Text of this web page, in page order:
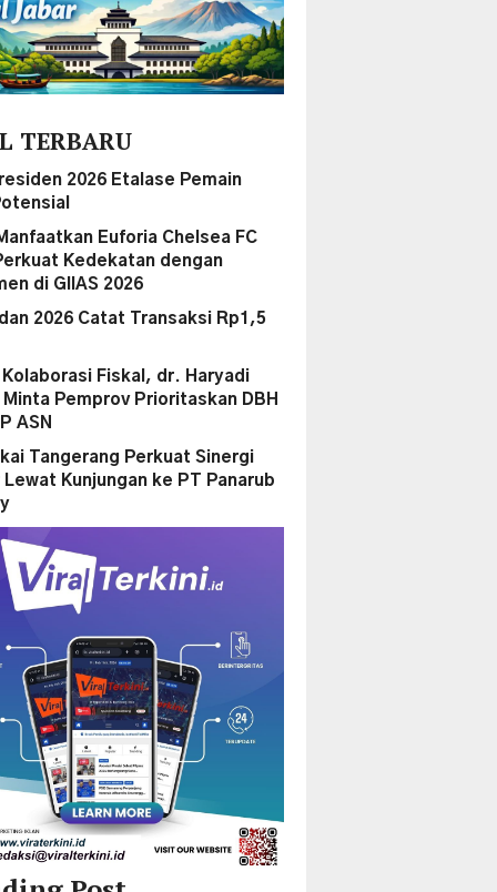
TERBARU
2026 Etalase Pemain
Euforia Chelsea FC
Kedekatan dengan
di GIIAS 2026
2026 Catat Transaksi Rp1,5
Kolaborasi Fiskal, dr. Haryadi
Minta Pemprov Prioritaskan DBH
ASN
Tangerang Perkuat Sinergi
Lewat Kunjungan ke PT Panarub